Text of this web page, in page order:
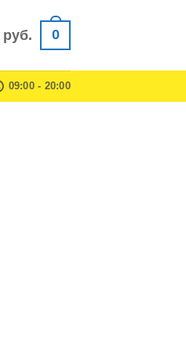
руб. 0
09:00 - 20:00